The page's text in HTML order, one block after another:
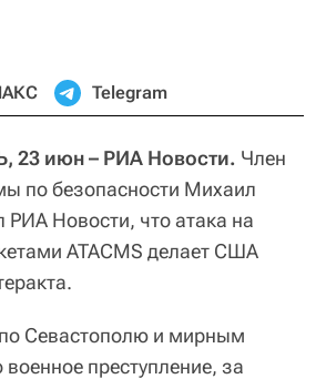
Telegram
июн – РИА Новости. Член
по безопасности Михаил
Новости, что атака на
ATACMS делает США
Севастополю и мирным
преступление, за